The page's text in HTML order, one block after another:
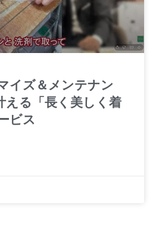
イズ＆メンテナン
える「長く美しく着
ビス